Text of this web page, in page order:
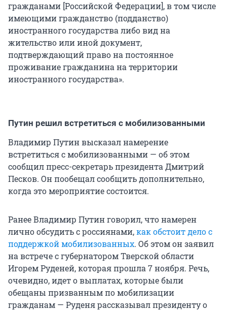
гражданами [Российской Федерации], в том числе
имеющими гражданство (подданство)
иностранного государства либо вид на
жительство или иной документ,
подтверждающий право на постоянное
проживание гражданина на территории
иностранного государства».
Путин решил встретиться с мобилизованными
Владимир Путин высказал намерение
встретиться с мобилизованными — об этом
сообщил пресс-секретарь президента Дмитрий
Песков. Он пообещал сообщить дополнительно,
когда это мероприятие состоится.
Ранее Владимир Путин говорил, что намерен
лично обсудить с россиянами,как обстоит дело с
поддержкой мобилизованных. Об этом он заявил
на встрече с губернатором Тверской области
Игорем Руденей, которая прошла 7 ноября. Речь,
очевидно, идет о выплатах, которые были
обещаны призванным по мобилизации
гражданам — Руденя рассказывал президенту о